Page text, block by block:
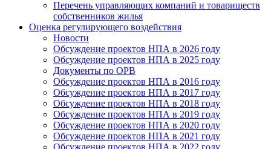
Перечень управляющих компаний и товариществ
собственников жилья
Оценка регулирующего воздействия
Новости
Обсуждение проектов НПА в 2026 году
Обсуждение проектов НПА в 2025 году
Документы по ОРВ
Обсуждение проектов НПА в 2016 году
Обсуждение проектов НПА в 2017 году
Обсуждение проектов НПА в 2018 году
Обсуждение проектов НПА в 2019 году
Обсуждение проектов НПА в 2020 году
Обсуждение проектов НПА в 2021 году
Обсуждение проектов НПА в 2022 году